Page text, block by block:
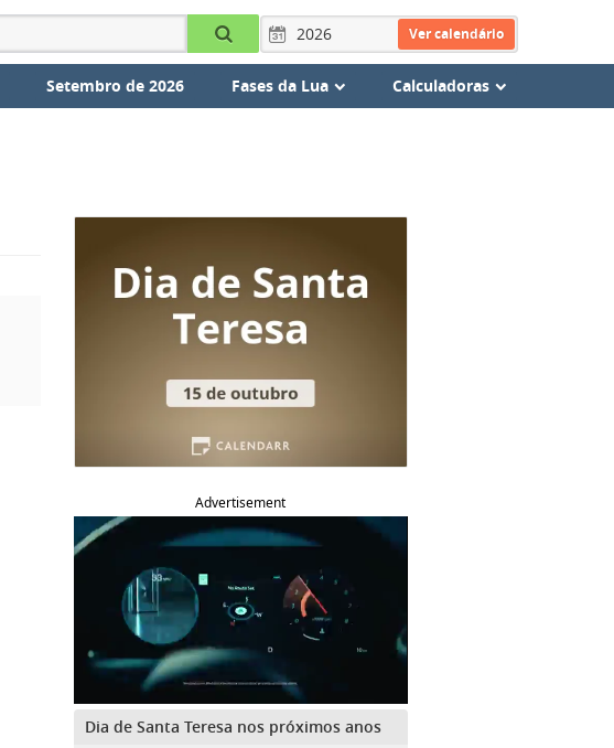
Ver calendário
Setembro de 2026 Fases da Lua Calculadoras
Advertisement
Dia de Santa Teresa nos próximos anos